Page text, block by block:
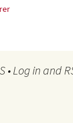
• Log in and